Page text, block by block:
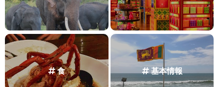
食 基本情報